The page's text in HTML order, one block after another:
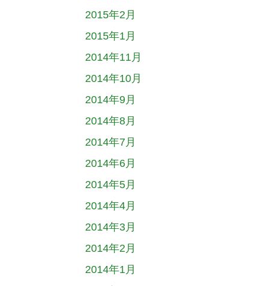
2015年2月
2015年1月
2014年11月
2014年10月
2014年9月
2014年8月
2014年7月
2014年6月
2014年5月
2014年4月
2014年3月
2014年2月
2014年1月